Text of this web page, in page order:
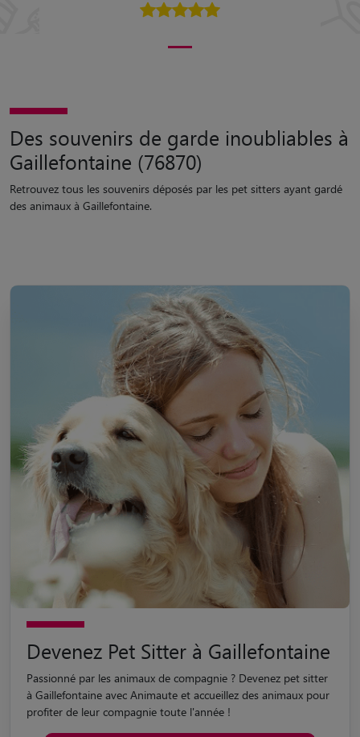
Des souvenirs de garde inoubliables à
Gaillefontaine (76870)
Retrouvez tous les souvenirs déposés par les pet sitters ayant gardé
des animaux à Gaillefontaine.
Devenez Pet Sitter à Gaillefontaine
Passionné par les animaux de compagnie ? Devenez pet sitter
à Gaillefontaine avec Animaute et accueillez des animaux pour
profiter de leur compagnie toute l'année !